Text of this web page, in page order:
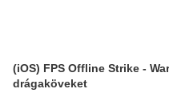
(iOS) FPS Offline Strike -
drágaköveket